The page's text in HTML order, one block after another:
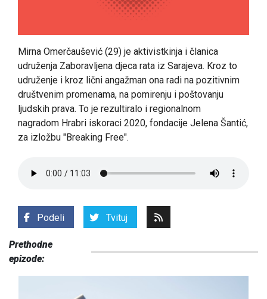
Mirna Omerčaušević (29) je aktivistkinja i članica
udruženja Zaboravljena djeca rata iz Sarajeva. Kroz to
udruženje i kroz lični angažman ona radi na pozitivnim
društvenim promenama, na pomirenju i poštovanju
ljudskih prava. To je rezultiralo i regionalnom
nagradom Hrabri iskoraci 2020, fondacije Jelena Šantić,
za izložbu "Breaking Free".
Podeli Tvituj
Prethodne
epizode: